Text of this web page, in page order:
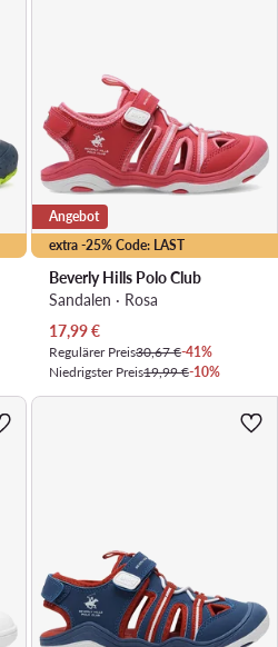
extra -25% Code: LAST
Angebot
Beverly Hills Polo Club
Sandalen · Rosa
Aktueller Preis
17,99€
Regulärer Preis30,67 €-41%
Niedrigster Preis19,99 €-10%